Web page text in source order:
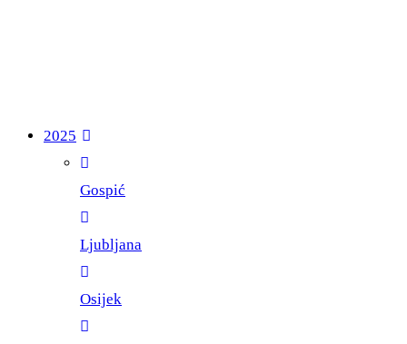
2025
Gospić
Ljubljana
Osijek